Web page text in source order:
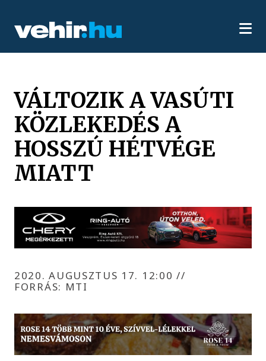
VÁLTOZIK A VASÚTI
KÖZLEKEDÉS A
HOSSZÚ HÉTVÉGE
MIATT
2020. AUGUSZTUS 17. 12:00//
FORRÁS: MTI